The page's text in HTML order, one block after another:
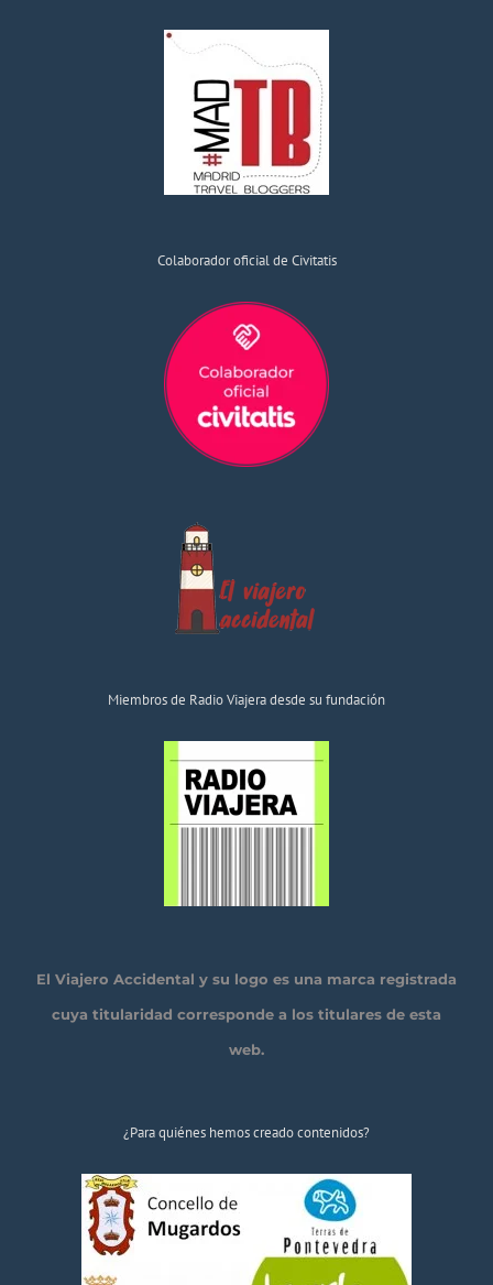
Colaborador oficial de Civitatis
Miembros de Radio Viajera desde su fundación
El Viajero Accidental y su logo es una marca registrada
cuya titularidad corresponde a los titulares de esta
web.
¿Para quiénes hemos creado contenidos?